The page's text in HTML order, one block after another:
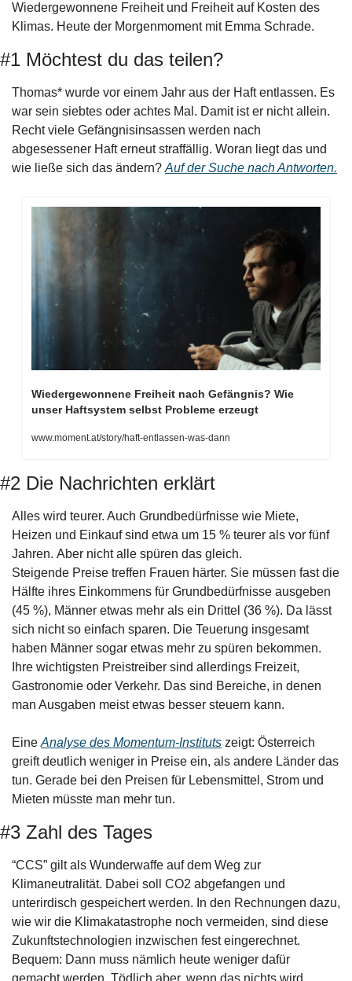
Wiedergewonnene Freiheit und Freiheit auf Kosten des
Klimas. Heute der Morgenmoment mit Emma Schrade.
#1 Möchtest du das teilen?
Thomas* wurde vor einem Jahr aus der Haft entlassen. Es
war sein siebtes oder achtes Mal. Damit ist er nicht allein.
Recht viele Gefängnisinsassen werden nach
abgesessener Haft erneut straffällig. Woran liegt das und
wie ließe sich das ändern? Auf der Suche nach Antworten.
Wiedergewonnene Freiheit nach Gefängnis? Wie
unser Haftsystem selbst Probleme erzeugt
www.moment.at/story/haft-entlassen-was-dann
#2 Die Nachrichten erklärt
Alles wird teurer. Auch Grundbedürfnisse wie Miete,
Heizen und Einkauf sind etwa um 15 % teurer als vor fünf
Jahren. Aber nicht alle spüren das gleich.
Steigende Preise treffen Frauen härter. Sie müssen fast die
Hälfte ihres Einkommens für Grundbedürfnisse ausgeben
(45 %), Männer etwas mehr als ein Drittel (36 %). Da lässt
sich nicht so einfach sparen. Die Teuerung insgesamt
haben Männer sogar etwas mehr zu spüren bekommen.
Ihre wichtigsten Preistreiber sind allerdings Freizeit,
Gastronomie oder Verkehr. Das sind Bereiche, in denen
man Ausgaben meist etwas besser steuern kann.
Eine Analyse des Momentum-Instituts zeigt: Österreich
greift deutlich weniger in Preise ein, als andere Länder das
tun. Gerade bei den Preisen für Lebensmittel, Strom und
Mieten müsste man mehr tun.
#3 Zahl des Tages
“CCS” gilt als Wunderwaffe auf dem Weg zur
Klimaneutralität. Dabei soll CO2 abgefangen und
unterirdisch gespeichert werden. In den Rechnungen dazu,
wie wir die Klimakatastrophe noch vermeiden, sind diese
Zukunftstechnologien inzwischen fest eingerechnet.
Bequem: Dann muss nämlich heute weniger dafür